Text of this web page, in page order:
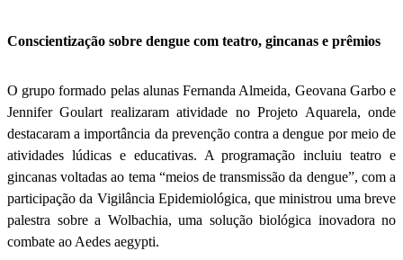
Conscientização sobre dengue com teatro, gincanas e prêmios
O grupo formado pelas alunas Fernanda Almeida, Geovana Garbo e
Jennifer Goulart realizaram atividade no Projeto Aquarela, onde
destacaram a importância da prevenção contra a dengue por meio de
atividades lúdicas e educativas. A programação incluiu teatro e
gincanas voltadas ao tema “meios de transmissão da dengue”, com a
participação da Vigilância Epidemiológica, que ministrou uma breve
palestra sobre a Wolbachia, uma solução biológica inovadora no
combate ao Aedes aegypti.